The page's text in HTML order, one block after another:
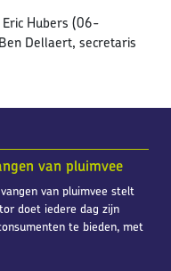
van pluimvee
van pluimvee stelt
doet iedere dag zijn
te bieden, met
Hubers (06-
Dellaert, secretaris